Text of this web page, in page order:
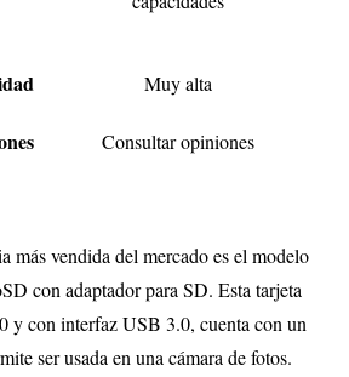
Muy alta
Consultar opiniones
más vendida del mercado es el modelo
con adaptador para SD. Esta tarjeta
y con interfaz USB 3.0, cuenta con un
ser usada en una cámara de fotos.